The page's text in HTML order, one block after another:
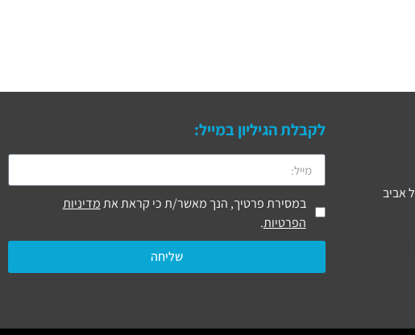
לקבלת הגיליון במייל:
במסירת פרטיך, הנך מאשר/ת כי קראת אתמדיניות
הפרטיות.
שליחה